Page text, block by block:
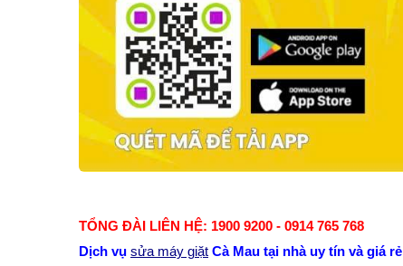
TỔNG ĐÀI LIÊN HỆ: 1900 9200 - 0914 765 768
Dịch vụ sửa máy giặt Cà Mau tại nhà uy tín và giá rẻ